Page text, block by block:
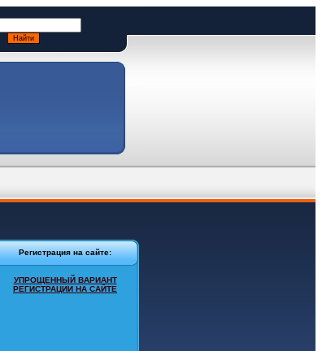
Регистрация на сайте:
УПРОЩЕННЫЙ ВАРИАНТ
РЕГИСТРАЦИИ НА САЙТЕ